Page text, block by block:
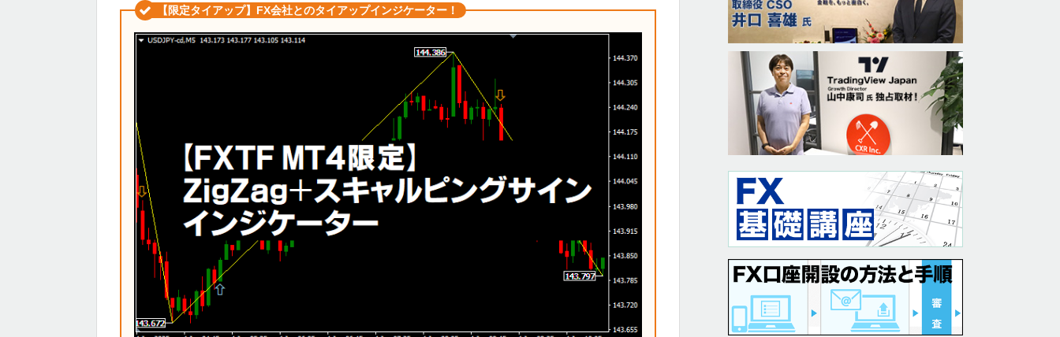
【限定タイアップ】FX会社とのタイアップインジケーター！